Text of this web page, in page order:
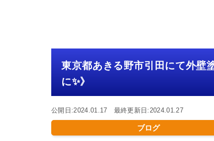
東京都あきる野市引田にて外壁
に✨》
公開日:2024.01.17 最終更新日:2024.01.27
ブログ